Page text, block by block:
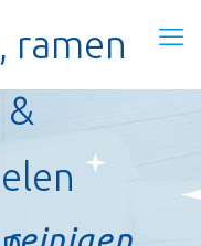
ramen
&